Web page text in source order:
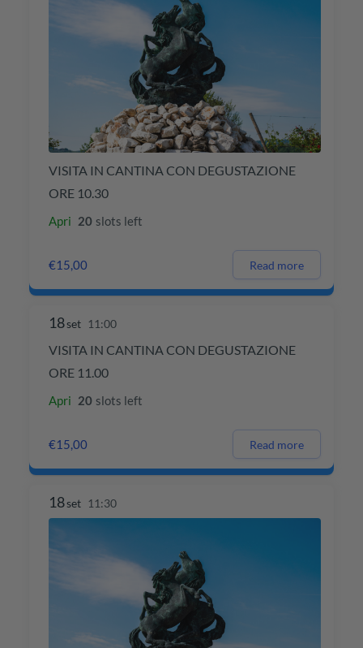
VISITA IN CANTINA CON DEGUSTAZIONE
ORE 10.30
Apri 20 slots left
€15,00 Read more
18set 11:00
VISITA IN CANTINA CON DEGUSTAZIONE
ORE 11.00
Apri 20 slots left
€15,00 Read more
18set 11:30